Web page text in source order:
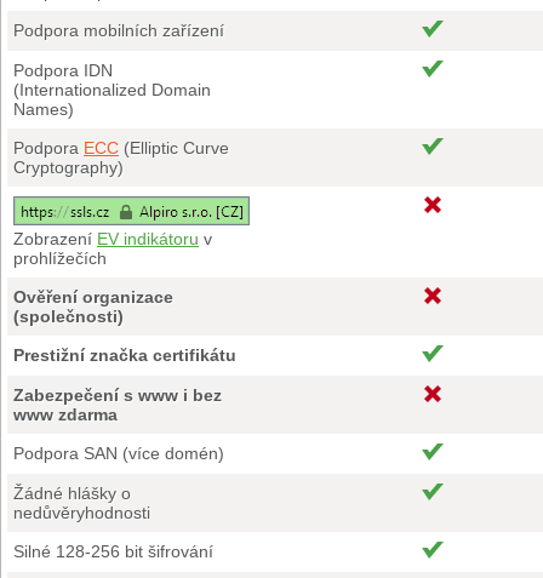
Podpora mobilních zařízení
Podpora IDN
(Internationalized Domain
Names)
Podpora ECC (Elliptic Curve
Cryptography)
Zobrazení EV indikátoru v
prohlížečích
Ověření organizace
(společnosti)
Prestižní značka certifikátu
Zabezpečení s www i bez
www zdarma
Podpora SAN (více domén)
Žádné hlášky o
nedůvěryhodnosti
Silné 128-256 bit šifrování